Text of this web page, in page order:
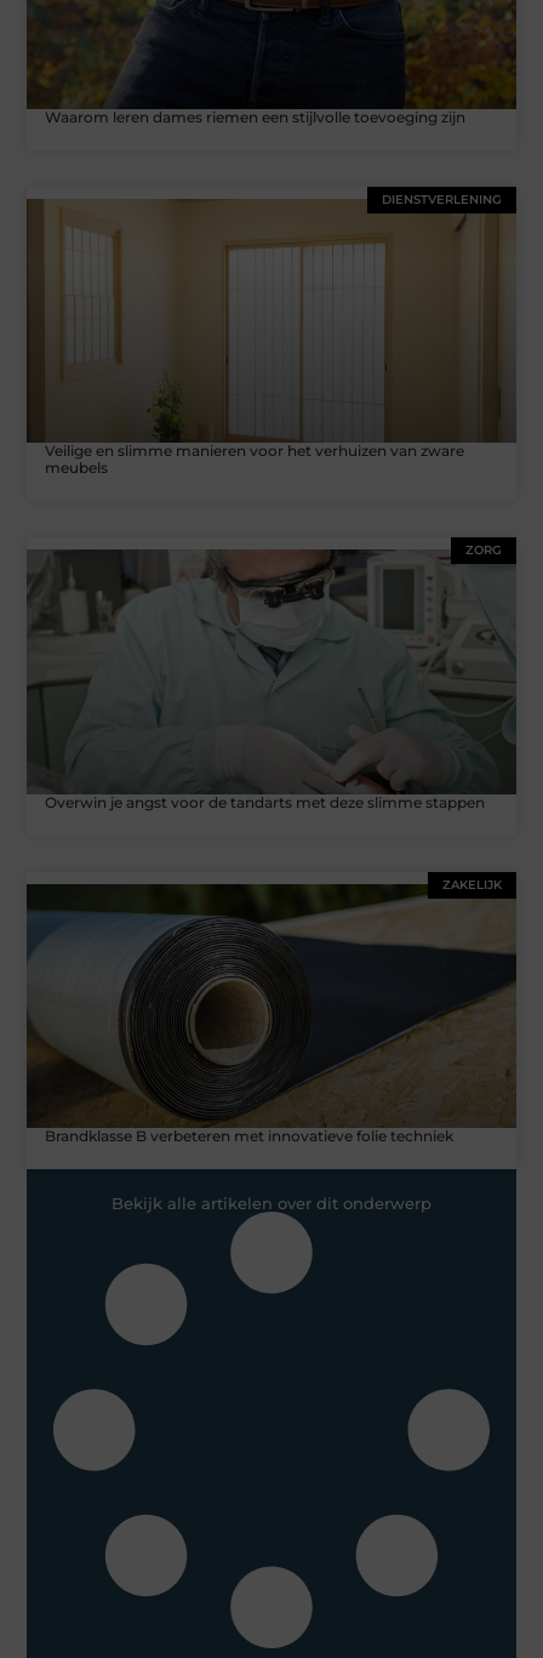
Waarom leren dames riemen een stijlvolle toevoeging zijn
DIENSTVERLENING
Veilige en slimme manieren voor het verhuizen van zware
meubels
ZORG
Overwin je angst voor de tandarts met deze slimme stappen
ZAKELIJK
Brandklasse B verbeteren met innovatieve folie techniek
Bekijk alle artikelen over dit onderwerp